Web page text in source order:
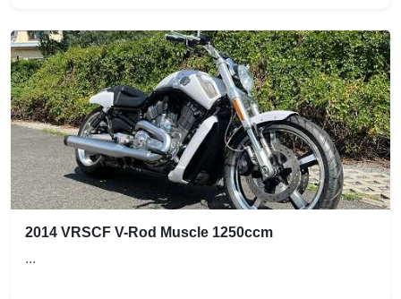
2014 VRSCF V-Rod Muscle 1250ccm
...